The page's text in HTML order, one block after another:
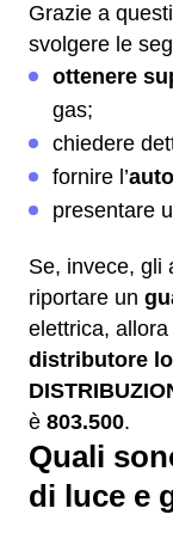
Grazie a questi
svolgere le
ottenere
gas;
chiedere
fornire l’
presentare
Se, invece, gli
riportare un
elettrica,
distributore
è 803.500.
Quali
di luce e